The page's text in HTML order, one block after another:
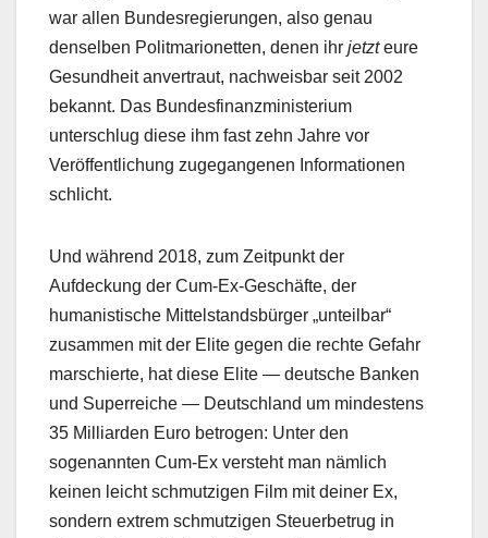
war allen Bundesregierungen, also genau
denselben Politmarionetten, denen ihr jetzteure
Gesundheit anvertraut, nachweisbar seit 2002
bekannt. Das Bundesfinanzministerium
unterschlug diese ihm fast zehn Jahre vor
Veröffentlichung zugegangenen Informationen
schlicht.
Und während 2018, zum Zeitpunkt der
Aufdeckung der Cum-Ex-Geschäfte, der
humanistische Mittelstandsbürger „unteilbar“
zusammen mit der Elite gegen die rechte Gefahr
marschierte, hat diese Elite — deutsche Banken
und Superreiche — Deutschland um mindestens
35 Milliarden Euro betrogen: Unter den
sogenannten Cum-Ex versteht man nämlich
keinen leicht schmutzigen Film mit deiner Ex,
sondern extrem schmutzigen Steuerbetrug in